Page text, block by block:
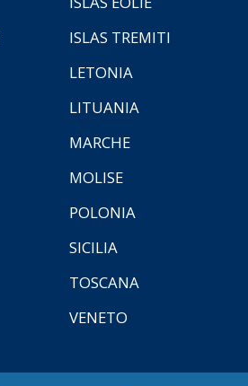
ISLAS TREMITI
LETONIA
LITUANIA
MARCHE
MOLISE
POLONIA
SICILIA
TOSCANA
VENETO